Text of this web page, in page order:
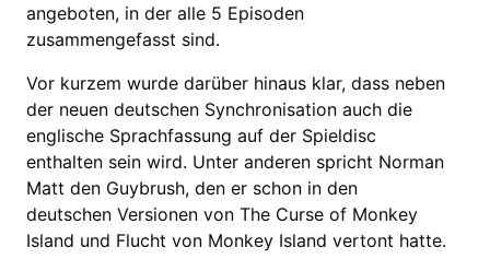
angeboten, in der alle 5 Episoden
zusammengefasst sind.
Vor kurzem wurde darüber hinaus klar, dass neben
der neuen deutschen Synchronisation auch die
englische Sprachfassung auf der Spieldisc
enthalten sein wird. Unter anderen spricht Norman
Matt den Guybrush, den er schon in den
deutschen Versionen von The Curse of Monkey
Island und Flucht von Monkey Island vertont hatte.